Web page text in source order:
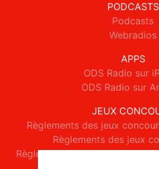
PODCASTS
Podcasts
Webradios
APPS
ODS Radio sur
ODS Radio sur
JEUX
Règlements des jeux
Règlements des jeux
Règlements des jeux concours